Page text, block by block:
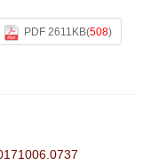
PDF 2611KB(508)